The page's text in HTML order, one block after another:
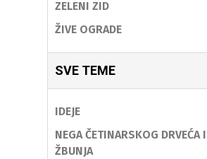
ZELENI ZID
ŽIVE OGRADE
SVE TEME
IDEJE
NEGA ČETINARSKOG DRVEĆA I
ŽBUNJA